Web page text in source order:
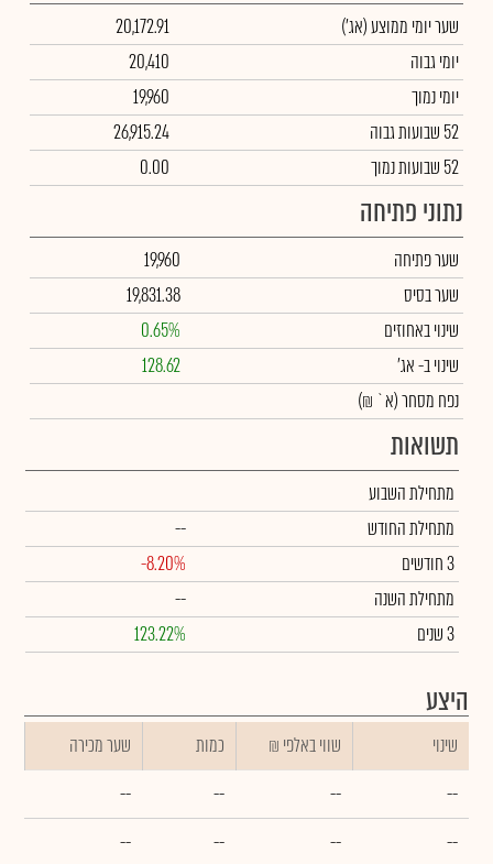
שער יומי ממוצע(אג')
20,172.91
יומי גבוה
20,410
יומי נמוך
19,960
52 שבועות גבוה
26,915.24
52 שבועות נמוך
0.00
נתוני פתיחה
שער פתיחה
19,960
שער בסיס
19,831.38
שינוי באחוזים
0.65%
שינויב- אג'
128.62
נפח מסחר(א` ₪)
תשואות
מתחילת השבוע
מתחילת החודש
--
3 חודשים
-8.20%
מתחילת השנה
--
3 שנים
123.22%
היצע
שינוי ₪ שווי באלפי כמות
שער מכירה
--
--
--
--
--
--
--
--